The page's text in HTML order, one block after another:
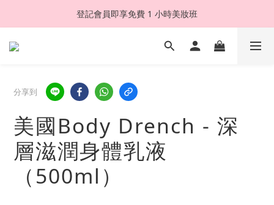
登記會員即享免費 1 小時美妝班
分享到
美國Body Drench - 深
層滋潤身體乳液
（500ml）